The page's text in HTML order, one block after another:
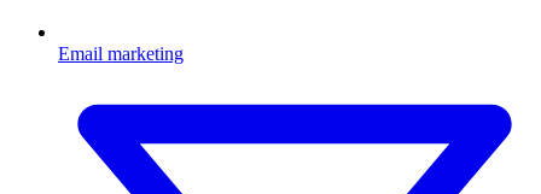
Email marketing